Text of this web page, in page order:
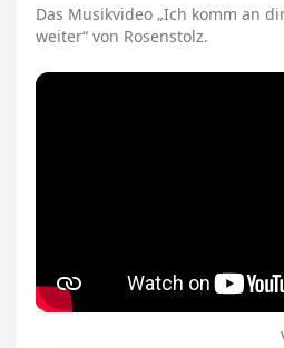
Das Musikvideo „Ich komm an
weiter“ von Rosenstolz.